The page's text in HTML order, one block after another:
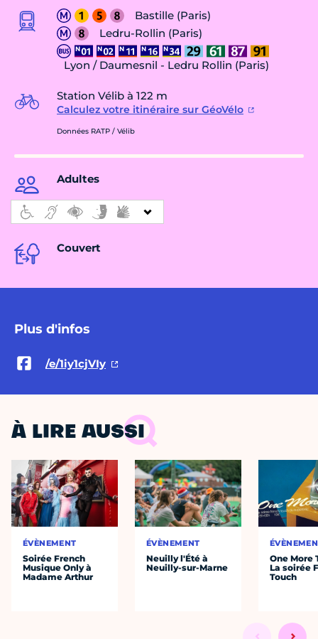
Bastille (Paris)
Ledru-Rollin (Paris)
Lyon / Daumesnil - Ledru Rollin (Paris)
Station Vélib à 122 m
Calculez votre itinéraire sur GéoVélo
Données RATP / Vélib
Adultes
Couvert
Plus d'infos
/e/1iy1cjVIy
À LIRE AUSSI
ÉVÈNEMENT
Soirée French
Musique Only à
Madame Arthur
ÉVÈNEMENT
Neuilly l'Été à
Neuilly-sur-Marne
One More
La soirée
Touch